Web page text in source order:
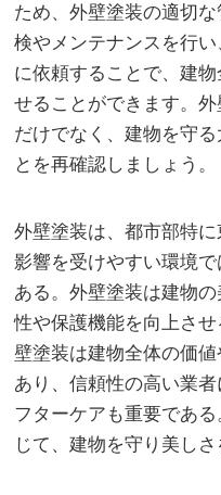
ため、外壁塗装の適切
検やメンテナンスを行
に依頼することで、建
せることができます。
だけでなく、建物を守
とを再確認しましょう。
外壁塗装は、都市部特
影響を受けやすい環境
ある。外壁塗装は建物
性や保護機能を向上さ
壁塗装は建物全体の価
あり、信頼性の高い業
フターケアも重要であ
じて、建物を守り美し